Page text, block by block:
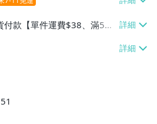
付款【單件運費$38、滿5件
免運費】、7-ELEVEN取貨
】、萊爾富取貨付款【單件
或消費滿$1298免運
運【單件運費$120、滿5件